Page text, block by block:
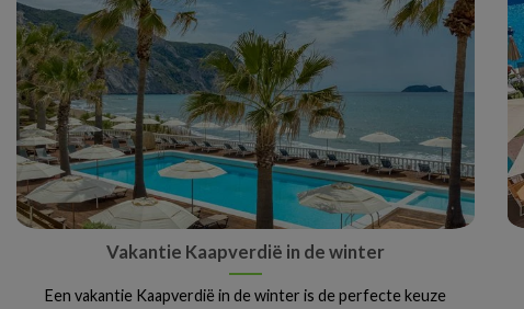
Vakantie Kaapverdië in de winter
Een vakantie Kaapverdië in de winter is de perfecte keuze